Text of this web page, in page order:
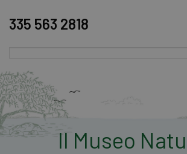
335 563 2818
Il Museo Natu